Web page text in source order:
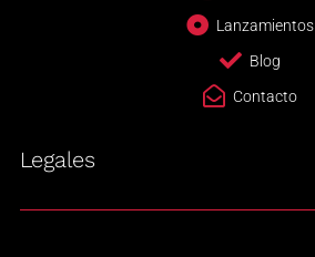
Lanzamientos
Blog
Contacto
Legales